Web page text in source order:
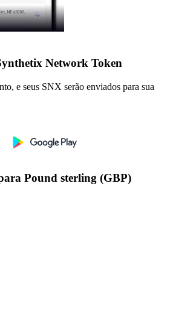
Network Token
e seus SNX serão enviados para sua
Pound sterling (GBP)